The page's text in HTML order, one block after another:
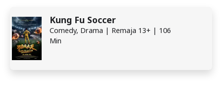
Kung Fu Soccer
Comedy, Drama | Remaja 13+ | 106
Min